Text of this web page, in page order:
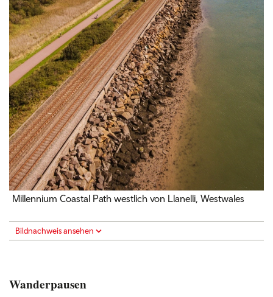
Millennium Coastal Path westlich von Llanelli, Westwales
Bildnachweis ansehen
Wanderpausen